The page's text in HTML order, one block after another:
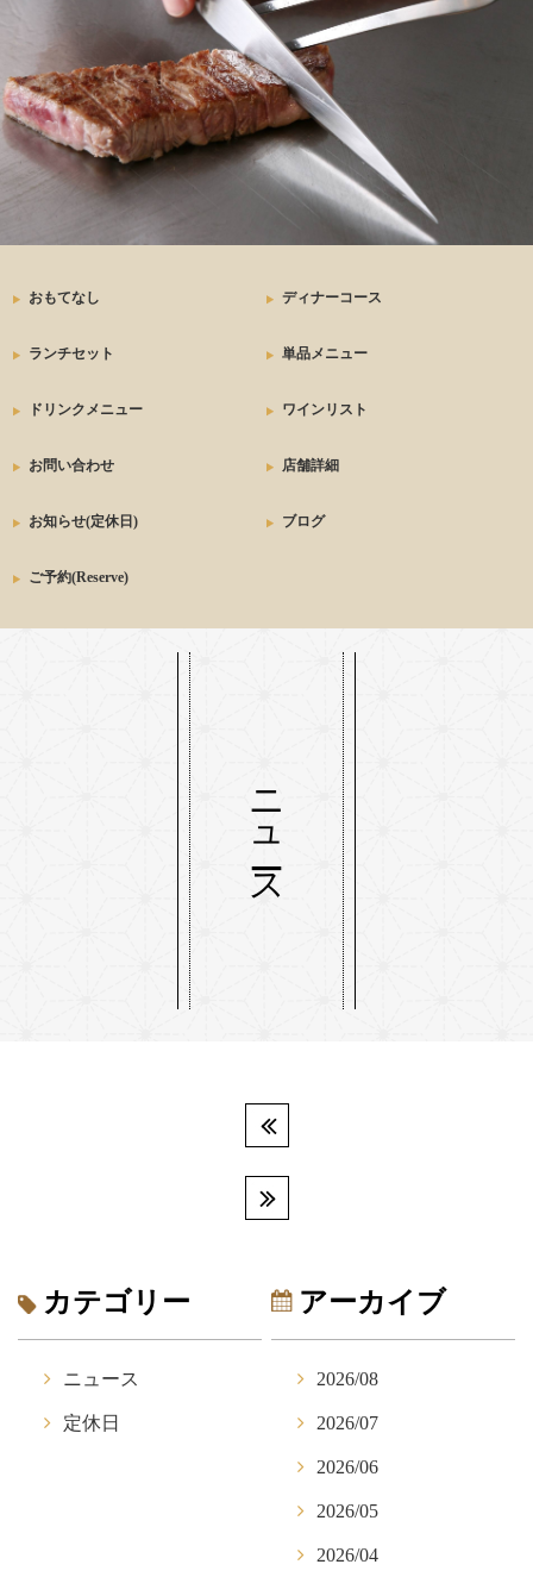
おもてなし ディナーコース
ランチセット 単品メニュー
ドリンクメニュー ワインリスト
お問い合わせ 店舗詳細
お知らせ(定休日) ブログ
ご予約(Reserve)
ニュース
カテゴリー
ニュース
定休日
アーカイブ
2026/08
2026/07
2026/06
2026/05
2026/04